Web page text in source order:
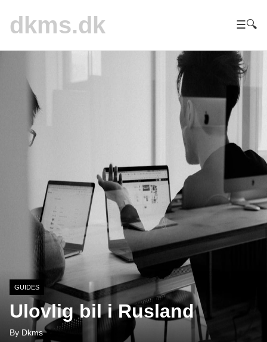
dkms.dk ☰🔍
GUIDES
Ulovlig bil i Rusland
By Dkms